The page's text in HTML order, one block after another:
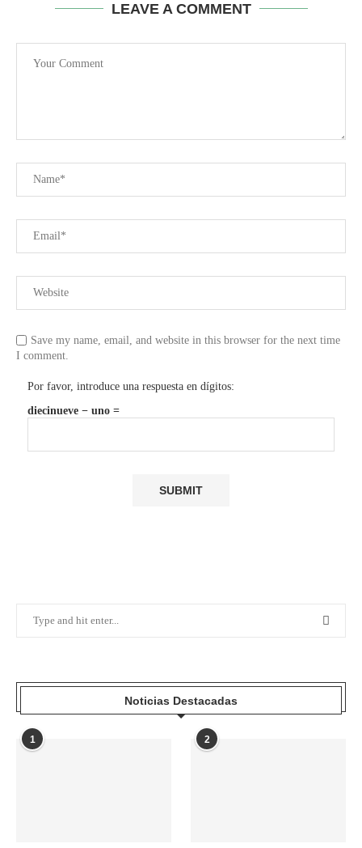
LEAVE A COMMENT
Save my name, email, and website in this browser for the next time
I comment.
Por favor, introduce una respuesta en dígitos:
diecinueve − uno =
Noticias Destacadas
1 2